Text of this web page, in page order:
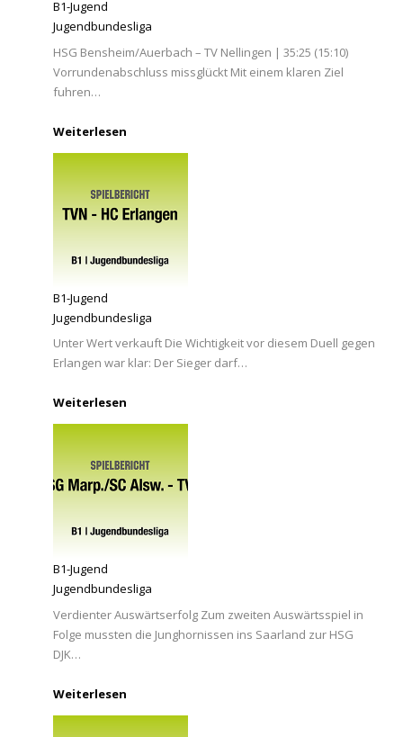
B1-Jugend
Jugendbundesliga
HSG Bensheim/Auerbach – TV Nellingen | 35:25 (15:10)
Vorrundenabschluss missglückt Mit einem klaren Ziel
fuhren…
Weiterlesen
B1-Jugend
Jugendbundesliga
Unter Wert verkauft Die Wichtigkeit vor diesem Duell gegen
Erlangen war klar: Der Sieger darf…
Weiterlesen
B1-Jugend
Jugendbundesliga
Verdienter Auswärtserfolg Zum zweiten Auswärtsspiel in
Folge mussten die Junghornissen ins Saarland zur HSG
DJK…
Weiterlesen